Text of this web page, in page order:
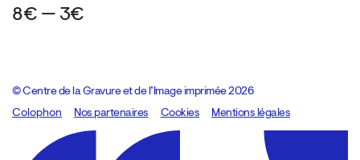
8€ — 3€
© Centre de la Gravure et de l’Image imprimée 2026
Colophon
Design:Marcel Kaczmarek, code:8080.studio
Nos partenaires Cookies Mentions légales